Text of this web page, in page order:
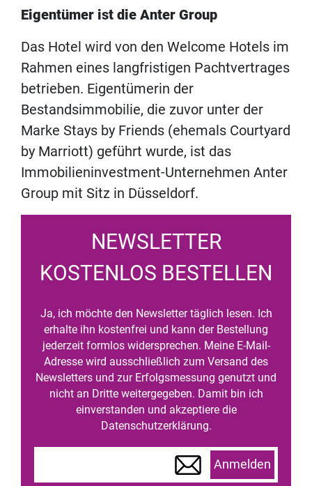
Eigentümer ist die Anter Group
Das Hotel wird von den Welcome Hotels im
Rahmen eines langfristigen Pachtvertrages
betrieben. Eigentümerin der
Bestandsimmobilie, die zuvor unter der
Marke Stays by Friends (ehemals Courtyard
by Marriott) geführt wurde, ist das
Immobilieninvestment-Unternehmen Anter
Group mit Sitz in Düsseldorf.
NEWSLETTER
KOSTENLOS BESTELLEN
Ja, ich möchte den Newsletter täglich lesen. Ich
erhalte ihn kostenfrei und kann der Bestellung
jederzeit formlos widersprechen. Meine E-Mail-
Adresse wird ausschließlich zum Versand des
Newsletters und zur Erfolgsmessung genutzt und
nicht an Dritte weitergegeben. Damit bin ich
einverstanden und akzeptiere die
Datenschutzerklärung.
Anmelden